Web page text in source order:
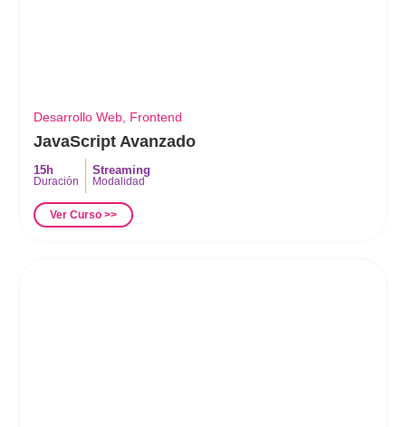
Desarrollo Web, Frontend
JavaScript Avanzado
15h
Duración
Streaming
Modalidad
Ver Curso >>